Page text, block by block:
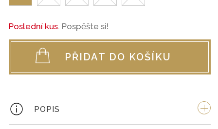
Poslední kus. Pospěšte si!
PŘIDAT DO KOŠÍKU
POPIS